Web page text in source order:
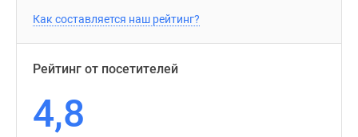
Как составляется наш рейтинг?
Рейтинг от посетителей
4,8